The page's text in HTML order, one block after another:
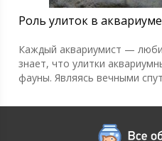
Роль улиток в аквариуме
Каждый аквариумист —
знает, что улитки
фауны. Являясь вечными